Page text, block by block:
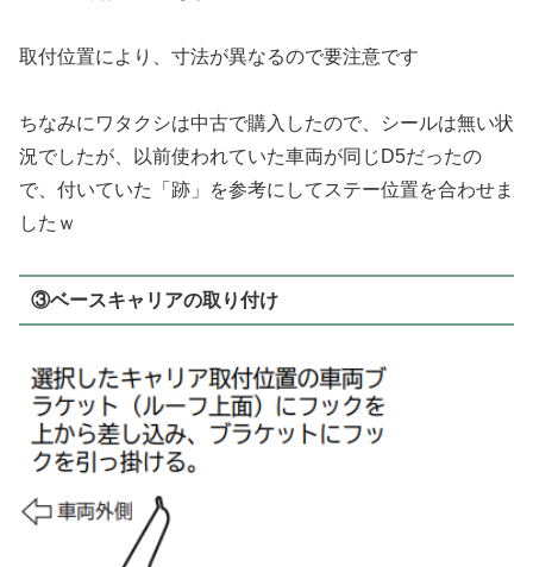
取付位置により、寸法が異なるので要注意です
ちなみにワタクシは中古で購入したので、シールは無い状
況でしたが、以前使われていた車両が同じD5だったの
で、付いていた「跡」を参考にしてステー位置を合わせま
したｗ
③ベースキャリアの取り付け